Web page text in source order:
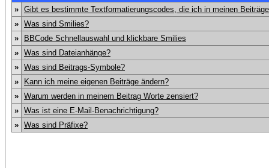
» Gibt es bestimmte Textformatierungscodes, die ich in meinen
» Was sind Smilies?
»
BBCode Schnellauswahl und klickbare Smilies
» Was sind Dateianhänge?
» Was sind Beitrags-Symbole?
»
Kann ich meine eigenen Beiträge ändern?
» Warum werden in meinem Beitrag Worte zensiert?
» Was ist eine E-Mail-Benachrichtigung?
» Was sind Präfixe?